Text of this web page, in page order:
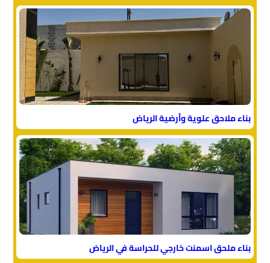
بناء ملاحق علوية وأرضية الرياض
بناء ملحق اسمنت خارجي للحراسة في الرياض